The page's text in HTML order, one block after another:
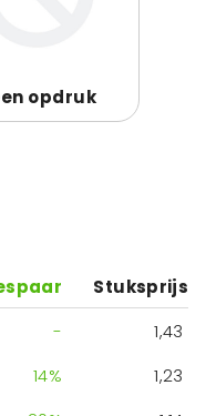
opdruk
Stuksprijs
-
1,43
14%
1,23